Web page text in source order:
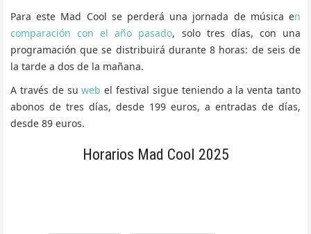
Para este Mad Cool se perderá una jornada de música en
comparación con el año pasado, solo tres días, con una
programación que se distribuirá durante 8 horas: de seis de
la tarde a dos de la mañana.
A través de suweb el festival sigue teniendo a la venta tanto
abonos de tres días, desde 199 euros, a entradas de días,
desde 89 euros.
Horarios Mad Cool 2025